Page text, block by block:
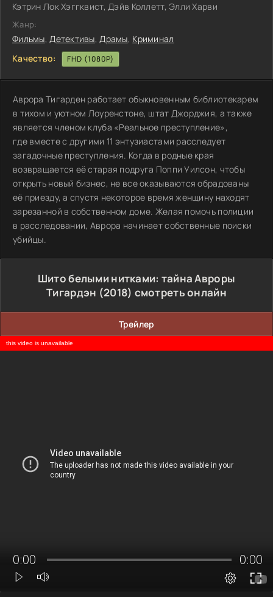
Кэтрин Лок Хэггквист, Дэйв Коллетт, Элли Харви
Жанр:
Фильмы,Детективы,Драмы, Криминал
Качество:
FHD (1080P)
Аврора Тигарден работает обыкновенным библиотекарем
в тихом и уютном Лоуренстоне, штат Джорджия, а также
является членом клуба «Реальное преступление»,
где вместе с другими 11 энтузиастами расследует
загадочные преступления. Когда в родные края
возвращается её старая подруга Поппи Уилсон, чтобы
открыть новый бизнес, не все оказываются обрадованы
её приезду, а спустя некоторое время женщину находят
зарезанной в собственном доме. Желая помочь полиции
в расследовании, Аврора начинает собственные поиски
убийцы.
Шито белыми нитками: тайна Авроры
Тигардэн (2018) смотреть онлайн
Трейлер